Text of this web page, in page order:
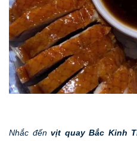
Nhắc đến vịt quay Bắc Kinh